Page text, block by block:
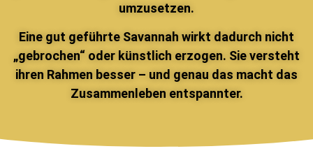
umzusetzen.
Eine gut geführte Savannah wirkt dadurch nicht
„gebrochen“ oder künstlich erzogen. Sie versteht
ihren Rahmen besser – und genau das macht das
Zusammenleben entspannter.